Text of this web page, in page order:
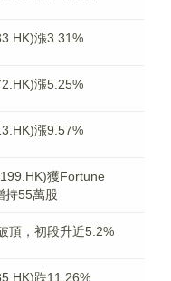
漲3.31%
漲5.25%
漲9.57%
獲Fortune
持55萬股
頂，初段升近5.2%
跌11.26%